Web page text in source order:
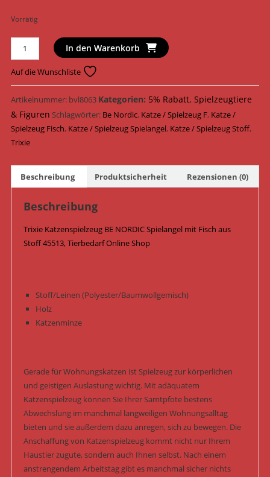
Vorrätig
Trixie
Katzenspielzeug
BE
NORDIC
Spielangel
mit
Fisch
Stoff
cm
45513
In den Warenkorb
Auf die Wunschliste
Artikelnummer: bvl8063 Kategorien: 5% Rabatt, Spielzeugtiere
& Figuren Schlagwörter: Be Nordic, Katze / Spielzeug F, Katze /
Spielzeug Fisch, Katze / Spielzeug Spielangel, Katze / Spielzeug Stoff,
Trixie
Beschreibung Produktsicherheit Rezensionen (0)
Beschreibung
Trixie Katzenspielzeug BE NORDIC Spielangel mit Fisch aus
Stoff 45513, Tierbedarf Online Shop
Stoff/Leinen (Polyester/Baumwollgemisch)
Holz
Katzenminze
Gerade für Wohnungskatzen ist Spielzeug zur körperlichen
und geistigen Auslastung wichtig. Mit adäquatem
Katzenspielzeug können Sie Ihrer Samtpfote bestens
Abwechslung im manchmal langweiligen Wohnungsalltag
bieten und sie außerdem dazu anregen, sich zu bewegen. Die
Anschaffung von Katzenspielzeug kommt nicht nur Ihrem
Haustier zugute, sondern auch Ihnen selbst. Nach einem
anstrengendem Arbeitstag gibt es manchmal sicher nichts